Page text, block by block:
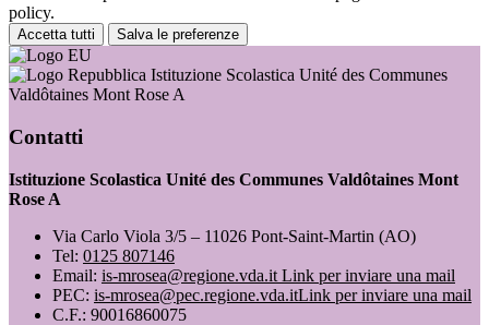
policy.
Accetta tutti Salva le preferenze
Istituzione Scolastica Unité des Communes
Valdôtaines Mont Rose A
Contatti
Istituzione Scolastica Unité des Communes Valdôtaines Mont
Rose A
Via Carlo Viola 3/5 – 11026 Pont-Saint-Martin (AO)
Tel: 0125 807146
Email: is-mrosea@regione.vda.it Link per inviare una mail
PEC: is-mrosea@pec.regione.vda.itLink per inviare una mail
C.F.: 90016860075